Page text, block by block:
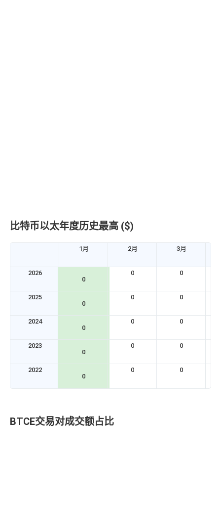
比特币以太年度历史最高 ($)
1月 2月 3月
2026
0
0 0
2025
0
0 0
2024
0
0 0
2023
0
0 0
2022
0
0 0
BTCE交易对成交额占比